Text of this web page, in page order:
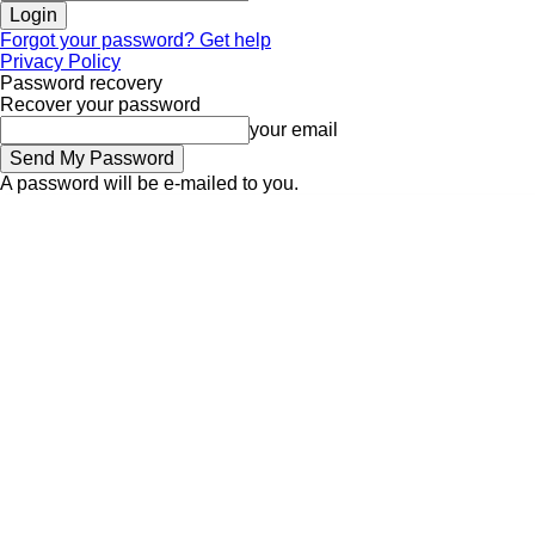
Forgot your password? Get help
Privacy Policy
Password recovery
Recover your password
your email
A password will be e-mailed to you.